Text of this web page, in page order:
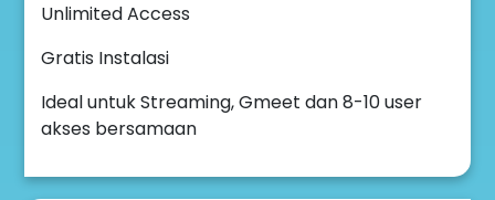
Unlimited Access
Gratis Instalasi
Ideal untuk Streaming, Gmeet dan 8-10 user
akses bersamaan